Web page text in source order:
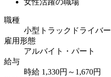
女性活躍の職場
職種
小型トラックドライバー
雇用形態
アルバイト・パート
給与
時給 1,330円～1,670円